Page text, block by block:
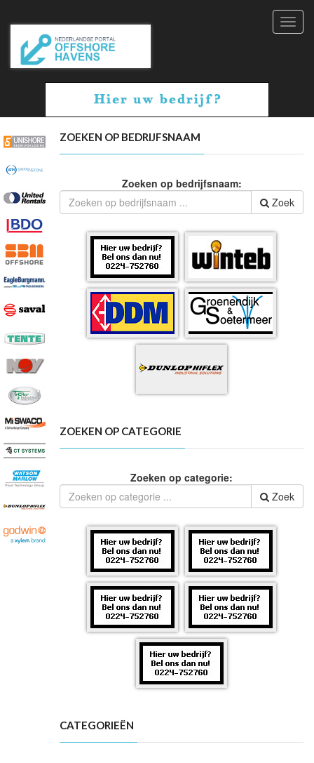
ZOEKEN OP BEDRIJFSNAAM
Zoeken op bedrijfsnaam:
Zoek
ZOEKEN OP CATEGORIE
Zoeken op categorie:
Zoek
CATEGORIEËN